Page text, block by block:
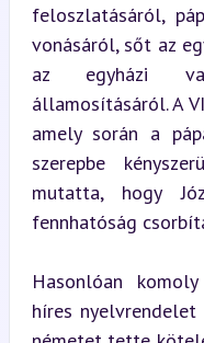
feloszlatásáról,
vonásáról, sőt az
az egyházi
államosításáról. A
amely során a
szerepbe
mutatta, hogy
fennhatóság
Hasonlóan
híres